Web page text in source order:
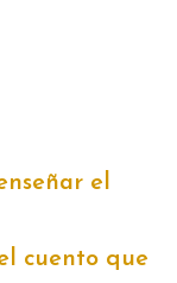
el
cuento que